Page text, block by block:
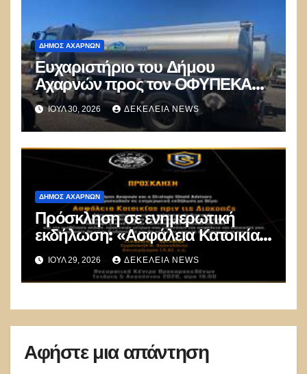
ΔΉΜΟΣ ΑΧΑΡΝΏΝ
Ευχαριστήριο του Δήμου
Αχαρνών προς τον ΟΦΥΠΕΚΑ
για δωρεά οχημάτων
ΙΟΎΛ 30, 2026 ΔΕΚΈΛΕΙΑ NEWS
ΔΉΜΟΣ ΑΧΑΡΝΏΝ
Πρόσκληση σε ενημερωτική
εκδήλωση: «Ασφάλεια Κατοικίας
πριν τις Διακοπές»
ΙΟΎΛ 29, 2026 ΔΕΚΈΛΕΙΑ NEWS
Αφήστε μια απάντηση